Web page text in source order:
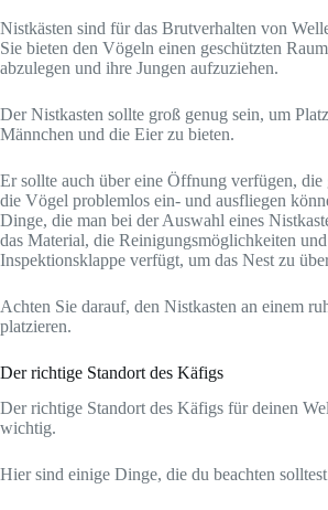
Nistkästen sind für das Brutverhalten von
Sie bieten den Vögeln einen geschützten
abzulegen und ihre Jungen aufzuziehen.
Der Nistkasten sollte groß genug sein, um
Männchen und die Eier zu bieten.
Er sollte auch über eine Öffnung verfügen,
die Vögel problemlos ein- und ausfliegen
Dinge, die man bei der Auswahl eines
das Material, die Reinigungsmöglichkeiten
Inspektionsklappe verfügt, um das Nest zu
Achten Sie darauf, den Nistkasten an einem
platzieren.
Der richtige Standort des Käfigs
Der richtige Standort des Käfigs für deinen
wichtig.
Hier sind einige Dinge, die du beachten